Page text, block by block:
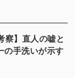
察】直人の嘘と
の手洗いが示す